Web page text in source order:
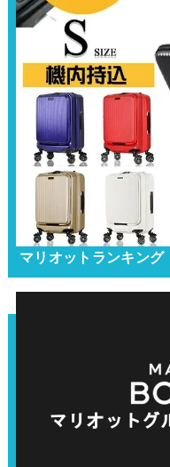
マリオットランキング